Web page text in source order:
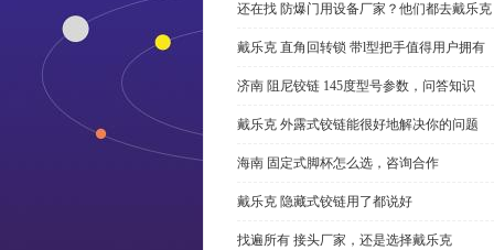
还在找 防爆门用设备厂家？他们都去戴乐克
戴乐克 直角回转锁 带l型把手值得用户拥有
济南 阻尼铰链 145度型号参数，问答知识
戴乐克 外露式铰链能很好地解决你的问题
海南 固定式脚杯怎么选，咨询合作
戴乐克 隐藏式铰链用了都说好
找遍所有 接头厂家，还是选择戴乐克